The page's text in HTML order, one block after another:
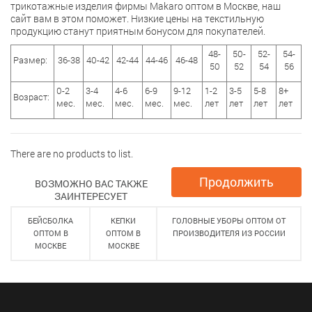
трикотажные изделия фирмы Makaro оптом в Москве, наш
сайт вам в этом поможет. Низкие цены на текстильную
продукцию станут приятным бонусом для покупателей.
Размер: 36-38 40-42 42-44 44-46 46-48
48-
50
50-
52
52-
54
54-
56
Возраст:
0-2
мес.
3-4
мес.
4-6
мес.
6-9
мес.
9-12
мес.
1-2
лет
3-5
лет
5-8
лет
8+
лет
There are no products to list.
Продолжить
ВОЗМОЖНО ВАС ТАКЖЕ
ЗАИНТЕРЕСУЕТ
БЕЙСБОЛКА
ОПТОМ В
МОСКВЕ
КЕПКИ
ОПТОМ В
МОСКВЕ
ГОЛОВНЫЕ УБОРЫ ОПТОМ ОТ
ПРОИЗВОДИТЕЛЯ ИЗ РОССИИ